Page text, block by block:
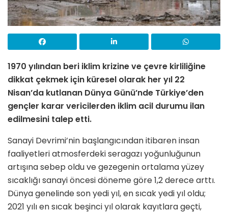
1970 yılından beri iklim krizine ve çevre kirliliğine
dikkat çekmek için küresel olarak her yıl 22
Nisan’da kutlanan Dünya Günü’nde Türkiye’den
gençler karar vericilerden iklim acil durumu ilan
edilmesini talep etti.
Sanayi Devrimi’nin başlangıcından itibaren insan
faaliyetleri atmosferdeki seragazı yoğunluğunun
artışına sebep oldu ve gezegenin ortalama yüzey
sıcaklığı sanayi öncesi döneme göre 1,2 derece arttı.
Dünya genelinde son yedi yıl, en sıcak yedi yıl oldu;
2021 yılı en sıcak beşinci yıl olarak kayıtlara geçti,